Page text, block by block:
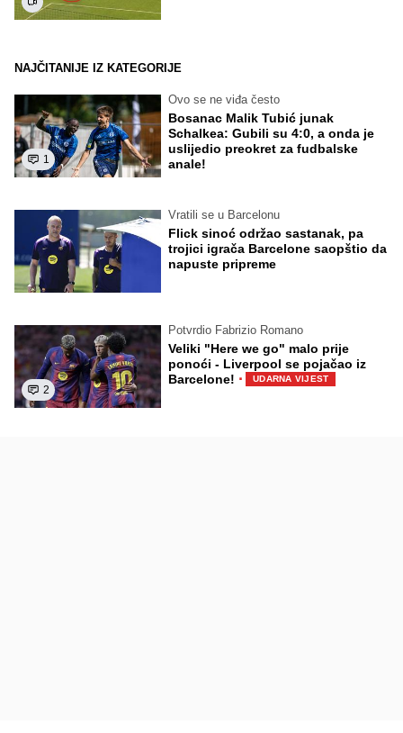
NAJČITANIJE IZ KATEGORIJE
1
Ovo se ne viđa često
Bosanac Malik Tubić junak
Schalkea: Gubili su 4:0, a onda je
uslijedio preokret za fudbalske
anale!
Vratili se u Barcelonu
Flick sinoć održao sastanak, pa
trojici igrača Barcelone saopštio da
napuste pripreme
2
Potvrdio Fabrizio Romano
Veliki "Here we go" malo prije
ponoći - Liverpool se pojačao iz
Barcelone! · UDARNA VIJEST